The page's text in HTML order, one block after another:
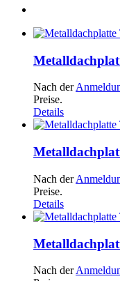
Nach der
Preise.
Details
Nach der
Preise.
Details
Nach der